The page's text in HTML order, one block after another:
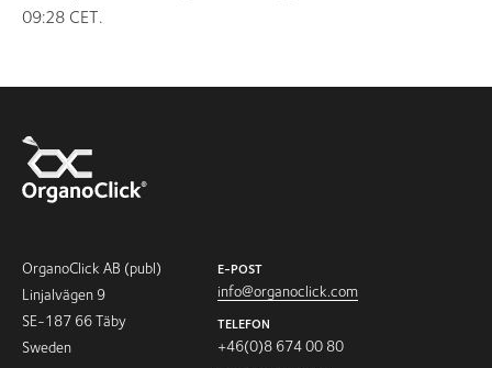
09:28 CET.
OrganoClick AB (publ)
Linjalvägen 9
SE-187 66 Täby
Sweden
E-POST
info@organoclick.com
TELEFON
+46(0)8 674 00 80